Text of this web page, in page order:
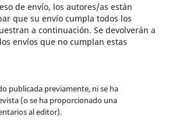
de envío, los autores/as están
que su envío cumpla todos los
a continuación. Se devolverán a
envíos que no cumplan estas
publicada previamente, ni se ha
(o se ha proporcionado una
al editor).